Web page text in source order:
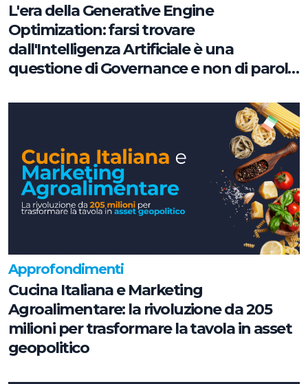
L'era della Generative Engine
Optimization: farsi trovare
dall'Intelligenza Artificiale è una
questione di Governance e non di parole
Approfondimenti
Cucina Italiana e Marketing
Agroalimentare: la rivoluzione da 205
milioni per trasformare la tavola in asset
geopolitico